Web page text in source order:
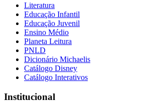
Literatura
Educação Infantil
Educação Juvenil
Ensino Médio
Planeta Leitura
PNLD
Dicionário Michaelis
Catálogo Disney
Catálogo Interativos
Institucional